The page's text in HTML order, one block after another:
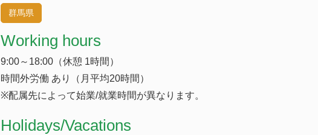
群馬県
Working hours
9:00～18:00（休憩 1時間）
時間外労働 あり（月平均20時間）
※配属先によって始業/就業時間が異なります。
​Holidays/Vacations